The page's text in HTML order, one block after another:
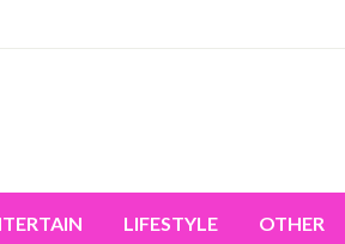
LIFESTYLE OTHER